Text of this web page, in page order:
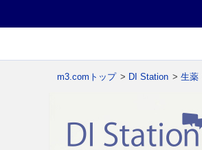
m3.comトップ > DI Station > 生薬